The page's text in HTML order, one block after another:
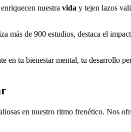
nuestra vida y tejen lazos
más de 900 estudios, destaca el
en tu bienestar mental, tu desarrollo
en nuestro ritmo frenético. Nos